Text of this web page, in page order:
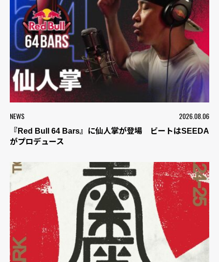
NEWS 2026.08.06
『Red Bull 64 Bars』に仙人掌が登場 ビートはSEEDA
がプロデュース